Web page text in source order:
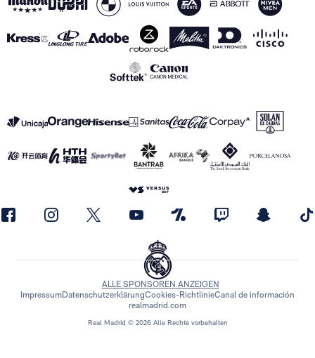
Real Madrid © 2026 Alle Rechte vorbehalten
ALLE SPONSOREN ANZEIGEN
ImpressumDatenschutzerklärungCookies-RichtlinieCanal de información
realmadrid.com